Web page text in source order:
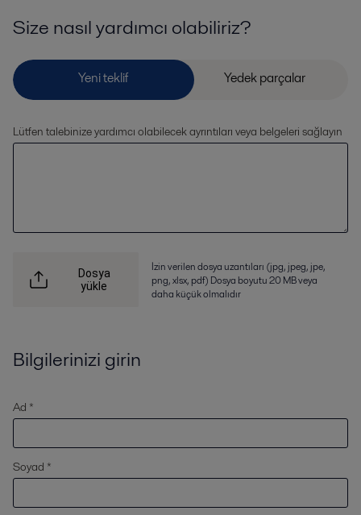
Size nasıl yardımcı olabiliriz?
Lütfen talebinize yardımcı olabilecek ayrıntıları veya belgeleri sağlayın
Dosya
yükle
İzin verilen dosya uzantıları (jpg, jpeg, jpe,
png, xlsx, pdf) Dosya boyutu 20 MB veya
daha küçük olmalıdır
Bilgilerinizi girin
Ad *
Soyad *